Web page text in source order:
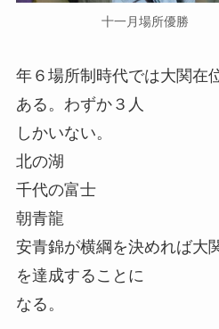
十一月場所優勝
年６場所制時代では大関在
ある。わずか３人
しかいない。
北の湖
千代の富士
朝青龍
安青錦が横綱を決めれば大
を達成することに
なる。